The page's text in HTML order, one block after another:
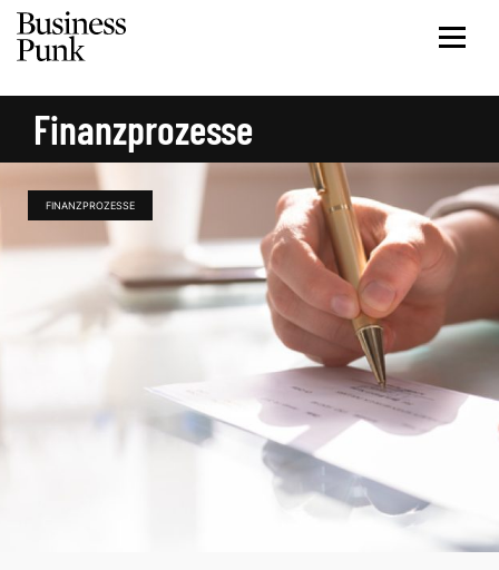
Finanzprozesse
FINANZPROZESSE